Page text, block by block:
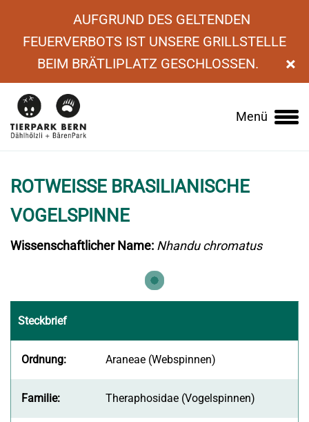
AUFGRUND DES GELTENDEN
FEUERVERBOTS IST UNSERE GRILLSTELLE
BEIM BRÄTLIPLATZ GESCHLOSSEN.
×
Main
Menü
› Tierlexikon
Rotweisse Brasilianische
Vogelspinne
ROTWEISSE BRASILIANISCHE
VOGELSPINNE
Wissenschaftlicher Name: Nhandu chromatus
Steckbrief
Ordnung: Araneae (Webspinnen)
Familie: Theraphosidae (Vogelspinnen)